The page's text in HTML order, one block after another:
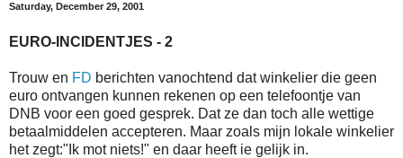
Saturday, December 29, 2001
EURO-INCIDENTJES - 2
Trouw en FD berichten vanochtend dat winkelier die geen
euro ontvangen kunnen rekenen op een telefoontje van
DNB voor een goed gesprek. Dat ze dan toch alle wettige
betaalmiddelen accepteren. Maar zoals mijn lokale winkelier
het zegt:"Ik mot niets!" en daar heeft ie gelijk in.